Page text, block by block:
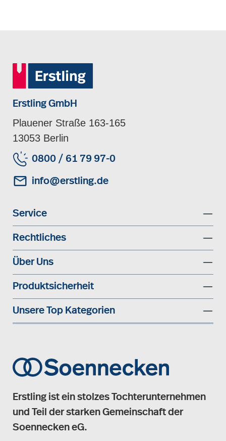
Erstling GmbH
Plauener Straße 163-165
13053 Berlin
0800 / 61 79 97-0
info@erstling.de
Service
Rechtliches
Über Uns
Produktsicherheit
Unsere Top Kategorien
Erstling ist ein stolzes Tochterunternehmen
und Teil der starken Gemeinschaft der
Soennecken eG.